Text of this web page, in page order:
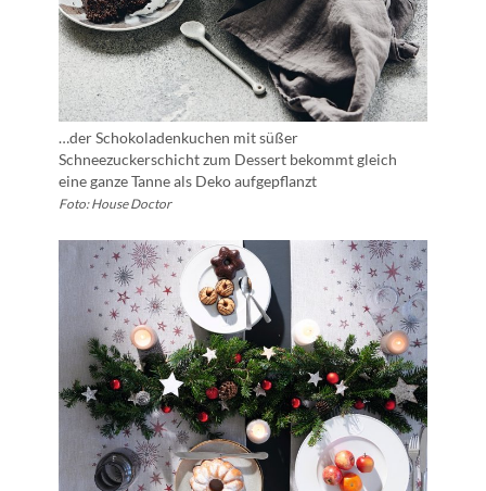
…der Schokoladenkuchen mit süßer
Schneezuckerschicht zum Dessert bekommt gleich
eine ganze Tanne als Deko aufgepflanzt
Foto: House Doctor